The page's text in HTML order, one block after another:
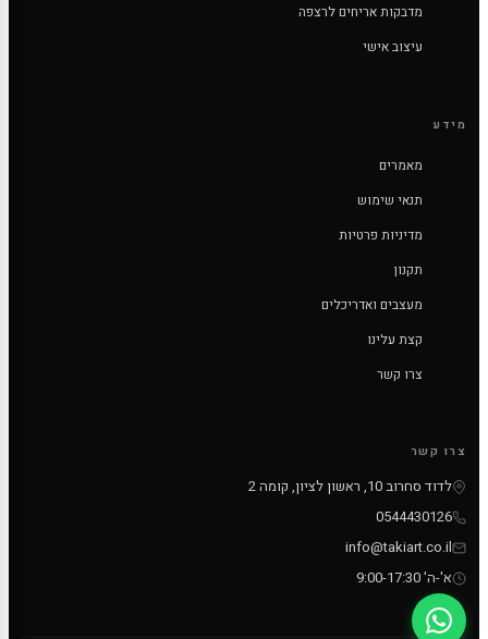
מדבקות אריחים לרצפה
עיצוב אישי
מידע
מאמרים
תנאי שימוש
מדיניות פרטיות
תקנון
מעצבים ואדריכלים
קצת עלינו
צרו קשר
צרו קשר
לדוד סחרוב 10, ראשון לציון, קומה 2
0544430126
info@takiart.co.il
א'-ה' 9:00-17:30